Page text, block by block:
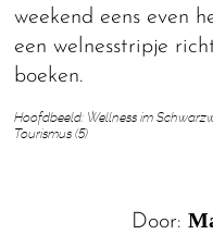
weekend eens even
een welnesstripje
boeken.
Hoofdbeeld: Wellness im
Tourismus (5)
Door: